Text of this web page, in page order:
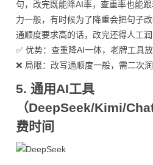
句，改完既能降AI率，查重率也能
力一般，有时候为了降重会把句子
通顺度要求高的话，改完还得人工润
✅ 优势：查重降AI一体，老牌工具
❌ 局限：改写通顺度一般，需二次
5. 通用AI工具
（DeepSeek/Kimi/
费时间